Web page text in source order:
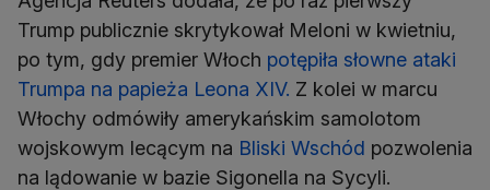
Trump publicznie skrytykował Meloni w kwietniu,
po tym, gdy premier Włoch potępiła słowne ataki
Trumpa na papieża Leona XIV. Z kolei w marcu
Włochy odmówiły amerykańskim samolotom
wojskowym lecącym na Bliski Wschód pozwolenia
na lądowanie w bazie Sigonella na Sycyli.